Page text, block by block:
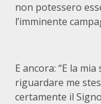
non potessero
l’imminente
E ancora: “E la
riguardare me
certamente il